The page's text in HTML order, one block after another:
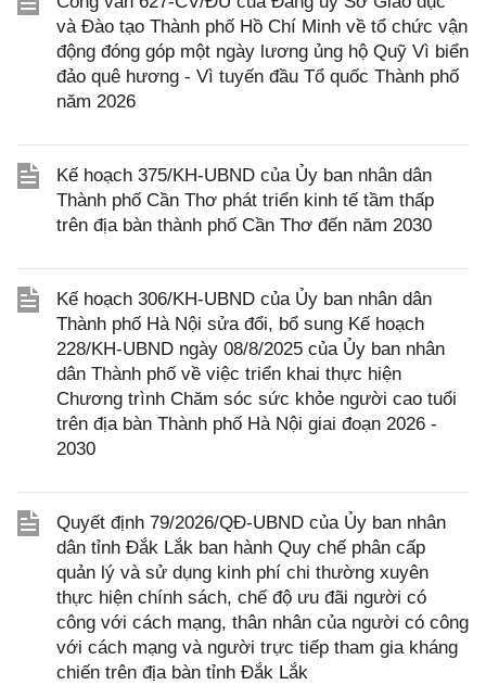
và Đào tạo Thành phố Hồ Chí Minh về tổ chức vận
động đóng góp một ngày lương ủng hộ Quỹ Vì biển
đảo quê hương - Vì tuyến đầu Tổ quốc Thành phố
năm 2026
Kế hoạch 375/KH-UBND của Ủy ban nhân dân
Thành phố Cần Thơ phát triển kinh tế tầm thấp
trên địa bàn thành phố Cần Thơ đến năm 2030
Kế hoạch 306/KH-UBND của Ủy ban nhân dân
Thành phố Hà Nội sửa đổi, bổ sung Kế hoạch
228/KH-UBND ngày 08/8/2025 của Ủy ban nhân
dân Thành phố về việc triển khai thực hiện
Chương trình Chăm sóc sức khỏe người cao tuổi
trên địa bàn Thành phố Hà Nội giai đoạn 2026 -
2030
Quyết định 79/2026/QĐ-UBND của Ủy ban nhân
dân tỉnh Đắk Lắk ban hành Quy chế phân cấp
quản lý và sử dụng kinh phí chi thường xuyên
thực hiện chính sách, chế độ ưu đãi người có
công với cách mạng, thân nhân của người có công
với cách mạng và người trực tiếp tham gia kháng
chiến trên địa bàn tỉnh Đắk Lắk